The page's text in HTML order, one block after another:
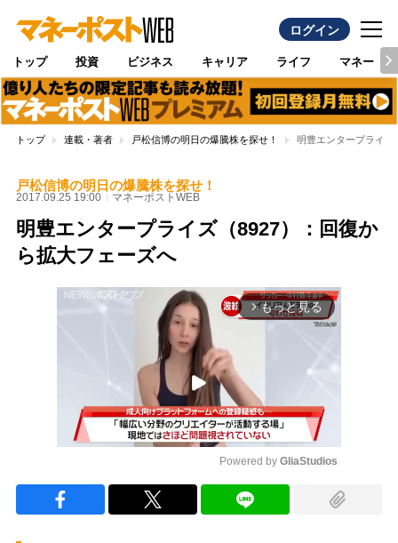
ログイン
トップ 投資 ビジネス キャリア ライフ マネー
トップ 連載・著者 戸松信博の明日の爆騰株を探せ！ 明豊エンタープライ
戸松信博の明日の爆騰株を探せ！
2017.09.25 19:00 マネーポストWEB
明豊エンタープライズ（8927）：回復か
ら拡大フェーズへ
arrow_forward_ios もっと見る
Powered by GliaStudios